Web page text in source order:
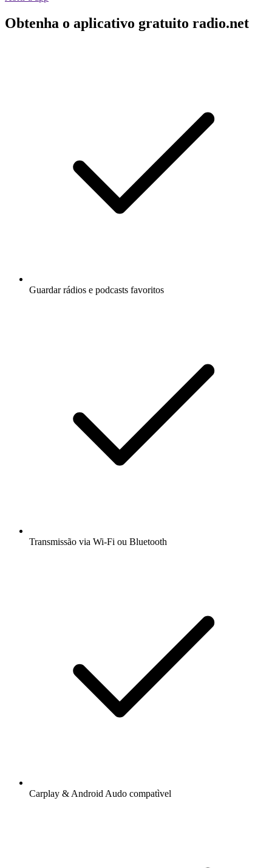
Obtenha o aplicativo gratuito radio.net
Guardar rádios e podcasts favoritos
Transmissão via Wi-Fi ou Bluetooth
Carplay & Android Audo compatìvel